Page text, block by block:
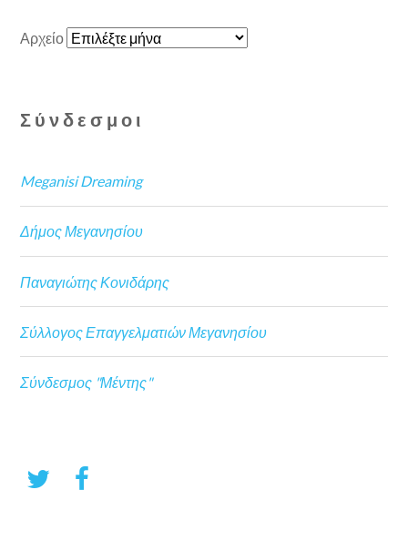
Αρχείο
Σύνδεσμοι
Meganisi Dreaming
Δήμος Μεγανησίου
Παναγιώτης Κονιδάρης
Σύλλογος Επαγγελματιών Μεγανησίου
Σύνδεσμος "Μέντης"